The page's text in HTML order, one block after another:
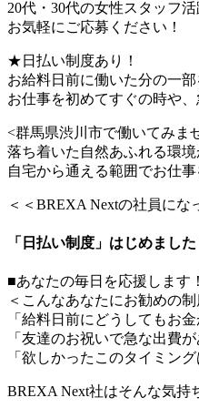
20代・30代の女性スタッフ活
お気軽にご応募ください！
★日払い制度あり！
お給料日前に働いた分の一
お仕事を初めてすぐの時や
<群馬県渋川市で働いてみま
落ち着いた自然あふれる環
自宅から通える範囲でお仕
＜＜BREXA Nextの社員に
「日払い制度」はじめました
■あなたの毎日を応援します！
＜こんなあなたにお勧めの制
「給料日前にどうしてもお金
「友達のお祝いで急な出費が
「欲しかったこのタイミン
BREXA Next社はそんな気持